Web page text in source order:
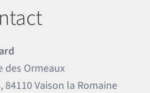
des Ormeaux
84110 Vaison la Romaine